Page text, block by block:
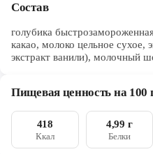
Новодвинск
Рыбинск
Череповец
Ярославль
Состав
голубика
какао, молоко цельное сухое,
экстракт ванили), молочный
кислота (витамин С)
Пищевая ценность на 100
418
Ккал
4,99 г
Белки